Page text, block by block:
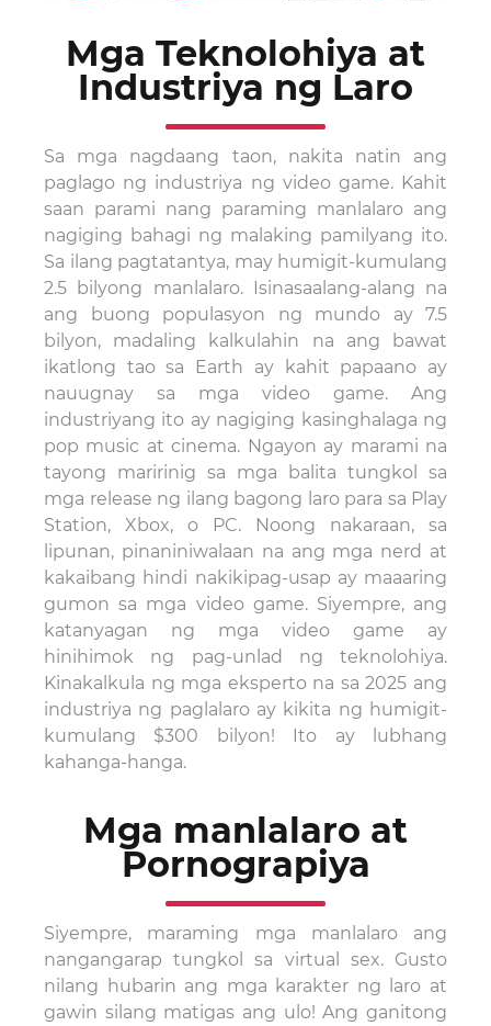
Mga Teknolohiya at
Industriya ng Laro
Sa mga nagdaang taon, nakita natin ang
paglago ng industriya ng video game. Kahit
saan parami nang paraming manlalaro ang
nagiging bahagi ng malaking pamilyang ito.
Sa ilang pagtatantya, may humigit-kumulang
2.5 bilyong manlalaro. Isinasaalang-alang na
ang buong populasyon ng mundo ay 7.5
bilyon, madaling kalkulahin na ang bawat
ikatlong tao sa Earth ay kahit papaano ay
nauugnay sa mga video game. Ang
industriyang ito ay nagiging kasinghalaga ng
pop music at cinema. Ngayon ay marami na
tayong maririnig sa mga balita tungkol sa
mga release ng ilang bagong laro para sa Play
Station, Xbox, o PC. Noong nakaraan, sa
lipunan, pinaniniwalaan na ang mga nerd at
kakaibang hindi nakikipag-usap ay maaaring
gumon sa mga video game. Siyempre, ang
katanyagan ng mga video game ay
hinihimok ng pag-unlad ng teknolohiya.
Kinakalkula ng mga eksperto na sa 2025 ang
industriya ng paglalaro ay kikita ng humigit-
kumulang $300 bilyon! Ito ay lubhang
kahanga-hanga.
Mga manlalaro at
Pornograpiya
Siyempre, maraming mga manlalaro ang
nangangarap tungkol sa virtual sex. Gusto
nilang hubarin ang mga karakter ng laro at
gawin silang matigas ang ulo! Ang ganitong